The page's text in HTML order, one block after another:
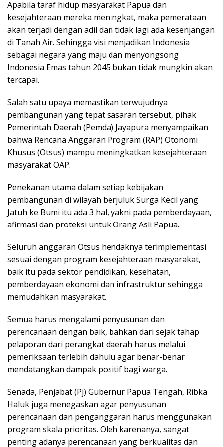
Apabila taraf hidup masyarakat Papua dan
kesejahteraan mereka meningkat, maka pemerataan
akan terjadi dengan adil dan tidak lagi ada kesenjangan
di Tanah Air. Sehingga visi menjadikan Indonesia
sebagai negara yang maju dan menyongsong
Indonesia Emas tahun 2045 bukan tidak mungkin akan
tercapai.
Salah satu upaya memastikan terwujudnya
pembangunan yang tepat sasaran tersebut, pihak
Pemerintah Daerah (Pemda) Jayapura menyampaikan
bahwa Rencana Anggaran Program (RAP) Otonomi
Khusus (Otsus) mampu meningkatkan kesejahteraan
masyarakat OAP.
Penekanan utama dalam setiap kebijakan
pembangunan di wilayah berjuluk Surga Kecil yang
Jatuh ke Bumi itu ada 3 hal, yakni pada pemberdayaan,
afirmasi dan proteksi untuk Orang Asli Papua.
Seluruh anggaran Otsus hendaknya terimplementasi
sesuai dengan program kesejahteraan masyarakat,
baik itu pada sektor pendidikan, kesehatan,
pemberdayaan ekonomi dan infrastruktur sehingga
memudahkan masyarakat.
Semua harus mengalami penyusunan dan
perencanaan dengan baik, bahkan dari sejak tahap
pelaporan dari perangkat daerah harus melalui
pemeriksaan terlebih dahulu agar benar-benar
mendatangkan dampak positif bagi warga.
Senada, Penjabat (Pj) Gubernur Papua Tengah, Ribka
Haluk juga menegaskan agar penyusunan
perencanaan dan penganggaran harus menggunakan
program skala prioritas. Oleh karenanya, sangat
penting adanya perencanaan yang berkualitas dan